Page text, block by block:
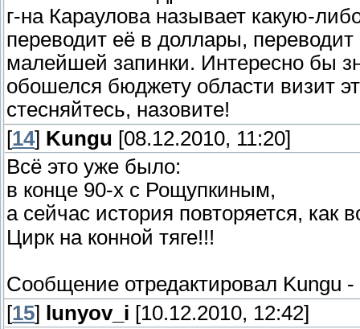
г-на Караулова называет какую-
переводит её в доллары,
малейшей запинки. Интересно бы
обошелся бюджету области визит
стесняйтесь, назовите!
[14] Kungu [08.12.2010, 11:20]
Всё это уже было:
в конце 90-х с Рощупкиным,
а сейчас история повторяется, как
Цирк на конной тяге!!!
Сообщение отредактировал Kungu -
[15] lunyov_i [10.12.2010, 12:42]